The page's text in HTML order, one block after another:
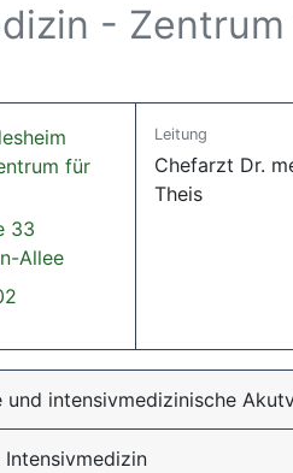
-
für
33
Allee
Leitung
Chefarzt Dr.
Theis
und intensivmedizinische
Intensivmedizin